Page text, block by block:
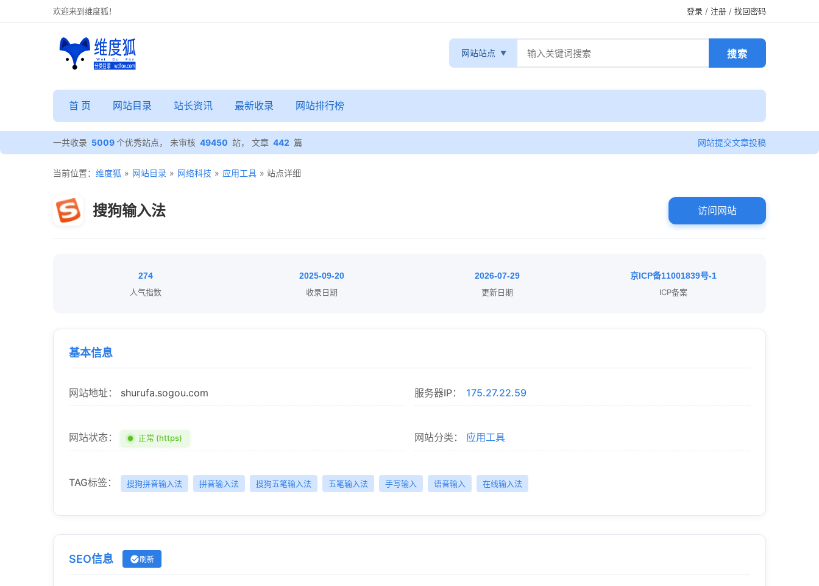
欢迎来到维度狐！ 登录 / 注册 / 找回密码
网站站点
首 页 网站目录 站长资讯 最新收录 网站排行榜
一共收录 5009个优秀站点， 未审核 49450 站， 文章 442 篇 网站提交文章投稿
当前位置： 维度狐 » 网站目录 » 网络科技 » 应用工具 » 站点详细
搜狗输入法 访问网站
274
人气指数
2025-09-20
收录日期
2026-07-29
更新日期
京ICP备11001839号-1
ICP备案
基本信息
网站地址： shurufa.sogou.com 服务器IP： 175.27.22.59
网站状态： 正常 (https) 网站分类： 应用工具
TAG标签： 搜狗拼音输入法 拼音输入法 搜狗五笔输入法 五笔输入法 手写输入 语音输入 在线输入法
SEO信息 刷新